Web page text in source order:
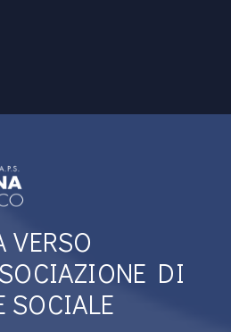
VERSO
DI
SOCIALE